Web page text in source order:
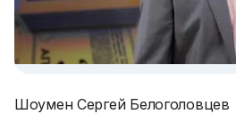
Шоумен Сергей Белоголовцев